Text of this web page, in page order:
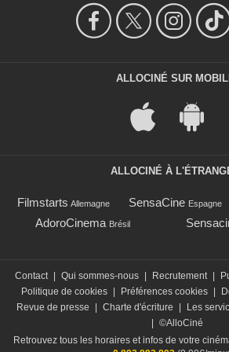
ALLOCINÉ SUR
ALLOCINÉ À
Filmstarts Allemagne SensaCine Espagne
AdoroCinema Brésil
Contact Qui sommes-nous Recrutement
Politique de cookies
Préférences cookies
Revue de presse
Charte d'écriture Les
©AlloCiné
Retrouvez tous les horaires et infos de votre